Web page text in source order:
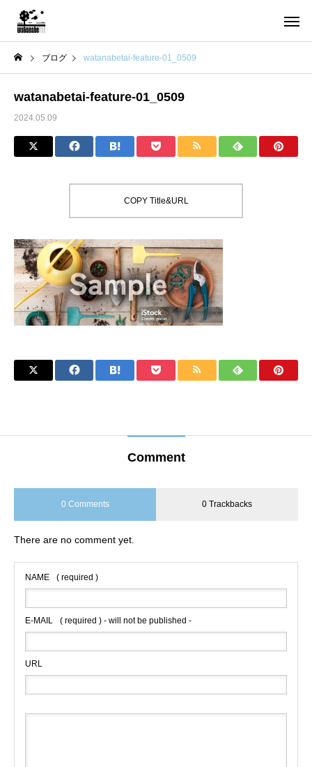
ブログ watanabetai-feature-01_0509
watanabetai-feature-01_0509
2024.05.09
COPY Title&URL
Comment
0 Comments 0 Trackbacks
There are no comment yet.
NAME ( required )
E-MAIL ( required ) - will not be published -
URL